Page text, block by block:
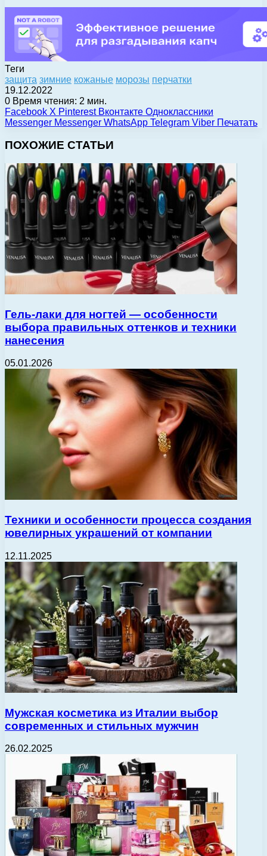
Теги
защита зимние кожаные морозы перчатки
19.12.2022
0 Время чтения: 2 мин.
Facebook X Pinterest Вконтакте Одноклассники
Messenger Messenger WhatsApp Telegram Viber Печатать
ПОХОЖИЕ СТАТЬИ
Гель-лаки для ногтей — особенности
выбора правильных оттенков и техники
нанесения
05.01.2026
Техники и особенности процесса создания
ювелирных украшений от компании
12.11.2025
Мужская косметика из Италии выбор
современных и стильных мужчин
26.02.2025